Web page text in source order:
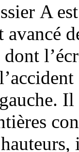
A
avancé